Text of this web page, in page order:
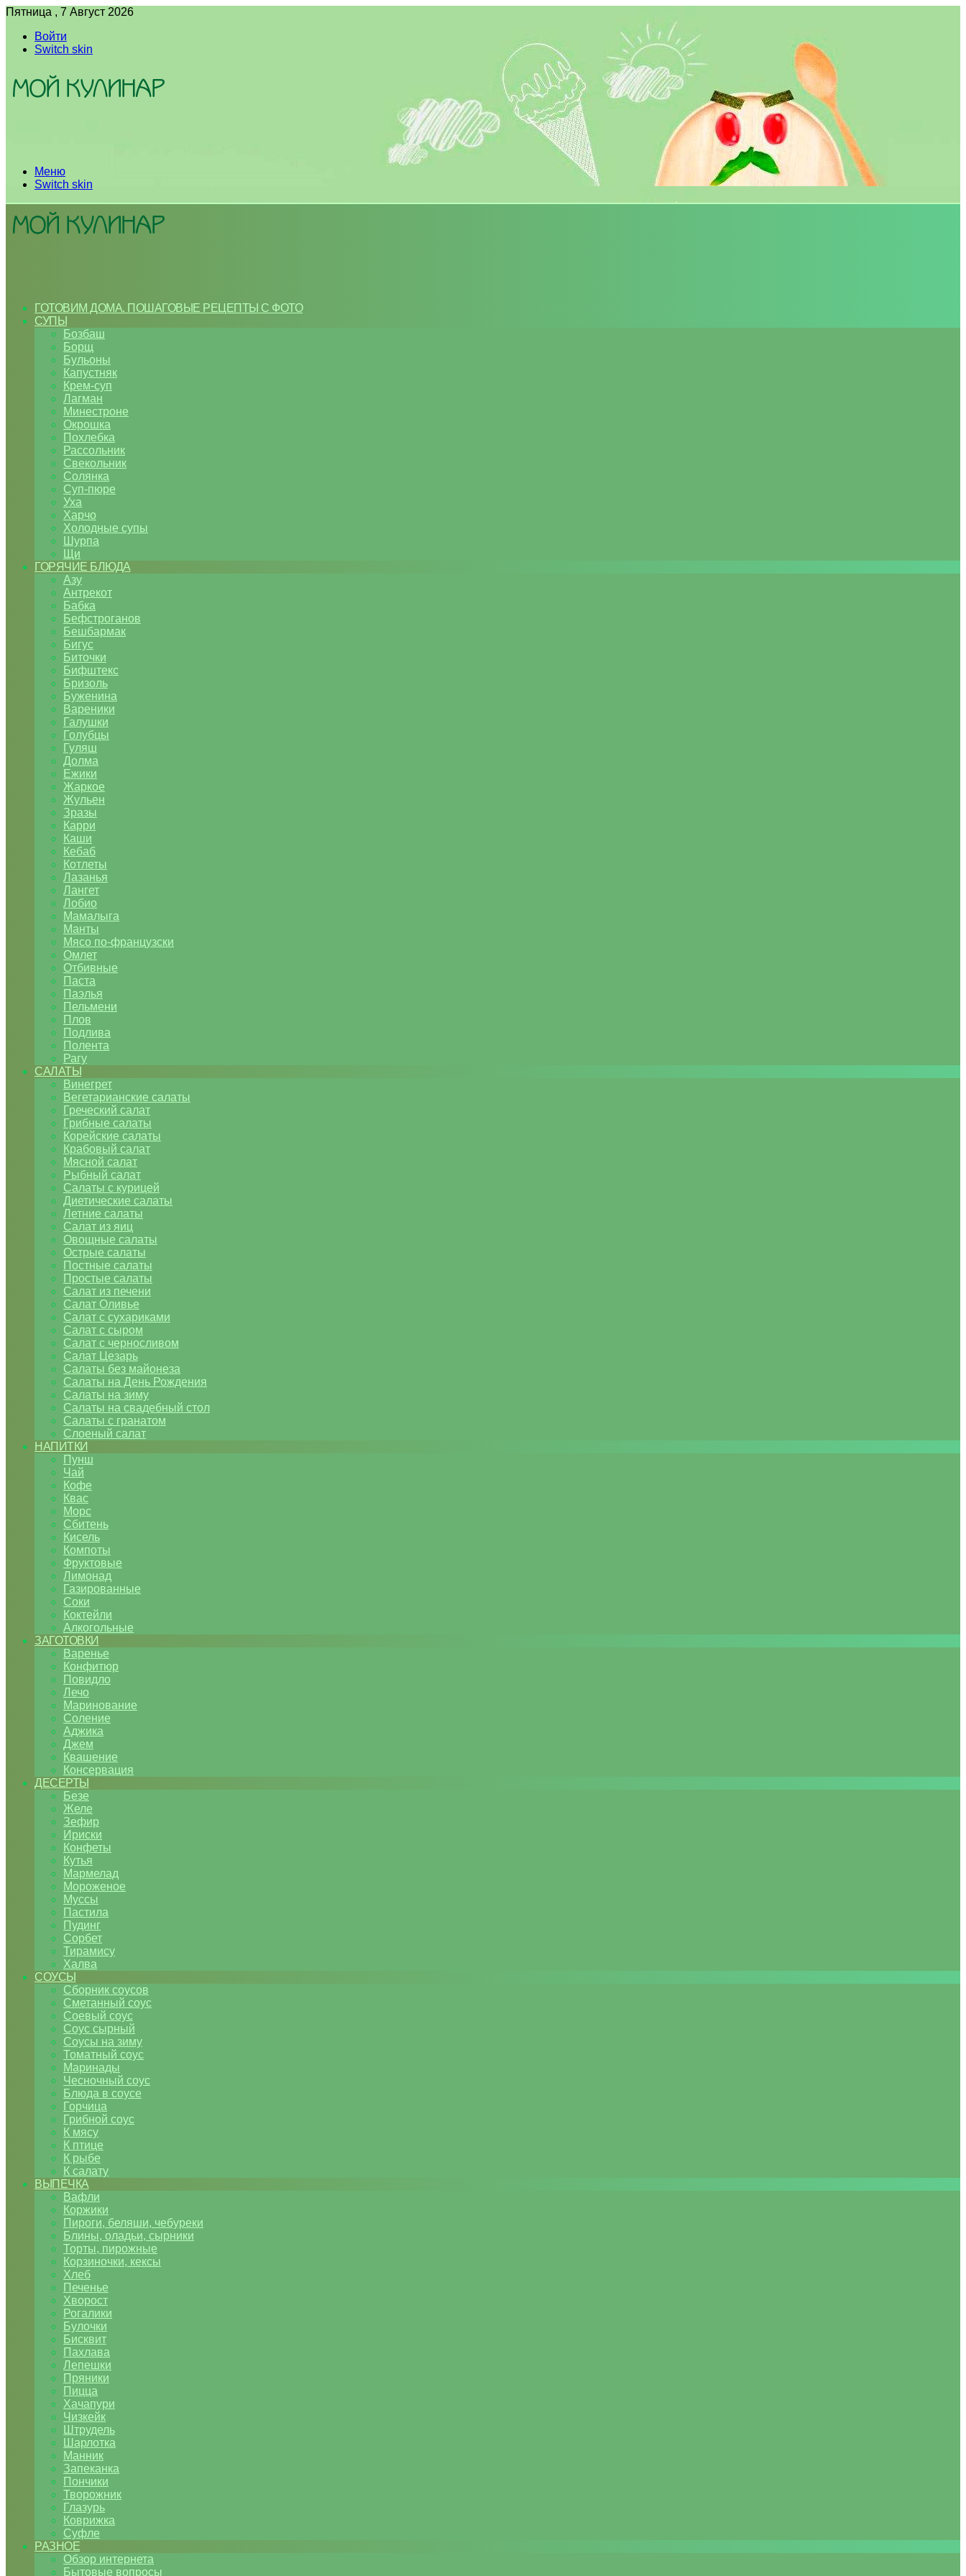
Пятница , 7 Август 2026
Войти
Switch skin
Меню
Switch skin
ГОТОВИМ ДОМА. ПОШАГОВЫЕ РЕЦЕПТЫ С ФОТО
СУПЫ
Бозбаш
Борщ
Бульоны
Капустняк
Крем-суп
Лагман
Минестроне
Окрошка
Похлебка
Рассольник
Свекольник
Солянка
Суп-пюре
Уха
Харчо
Холодные супы
Шурпа
Щи
ГОРЯЧИЕ БЛЮДА
Азу
Антрекот
Бабка
Бефстроганов
Бешбармак
Бигус
Биточки
Бифштекс
Бризоль
Буженина
Вареники
Галушки
Голубцы
Гуляш
Долма
Ежики
Жаркое
Жульен
Зразы
Карри
Каши
Кебаб
Котлеты
Лазанья
Лангет
Лобио
Мамалыга
Манты
Мясо по-французски
Омлет
Отбивные
Паста
Паэлья
Пельмени
Плов
Подлива
Полента
Рагу
САЛАТЫ
Винегрет
Вегетарианские салаты
Греческий салат
Грибные салаты
Корейские салаты
Крабовый салат
Мясной салат
Рыбный салат
Салаты с курицей
Диетические салаты
Летние салаты
Салат из яиц
Овощные салаты
Острые салаты
Постные салаты
Простые салаты
Салат из печени
Салат Оливье
Салат с сухариками
Салат с сыром
Салат с черносливом
Салат Цезарь
Салаты без майонеза
Салаты на День Рождения
Салаты на зиму
Салаты на свадебный стол
Салаты с гранатом
Слоеный салат
НАПИТКИ
Пунш
Чай
Кофе
Квас
Морс
Сбитень
Кисель
Компоты
Фруктовые
Лимонад
Газированные
Соки
Коктейли
Алкогольные
ЗАГОТОВКИ
Варенье
Конфитюр
Повидло
Лечо
Маринование
Соление
Аджика
Джем
Квашение
Консервация
ДЕСЕРТЫ
Безе
Желе
Зефир
Ириски
Конфеты
Кутья
Мармелад
Мороженое
Муссы
Пастила
Пудинг
Сорбет
Тирамису
Халва
СОУСЫ
Сборник соусов
Сметанный соус
Соевый соус
Соус сырный
Соусы на зиму
Томатный соус
Маринады
Чесночный соус
Блюда в соусе
Горчица
Грибной соус
К мясу
К птице
К рыбе
К салату
ВЫПЕЧКА
Вафли
Коржики
Пироги, беляши, чебуреки
Блины, оладьи, сырники
Торты, пирожные
Корзиночки, кексы
Хлеб
Печенье
Хворост
Рогалики
Булочки
Бисквит
Пахлава
Лепешки
Пряники
Пицца
Хачапури
Чизкейк
Штрудель
Шарлотка
Манник
Запеканка
Пончики
Творожник
Глазурь
Коврижка
Суфле
РАЗНОЕ
Обзор интернета
Бытовые вопросы